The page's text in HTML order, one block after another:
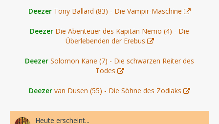
Deezer Tony Ballard (83) - Die Vampir-Maschine
Deezer Die Abenteuer des Kapitän Nemo (4) - Die
Überlebenden der Erebus
Deezer Solomon Kane (7) - Die schwarzen Reiter des
Todes
Deezer van Dusen (55) - Die Söhne des Zodiaks
Heute erscheint...